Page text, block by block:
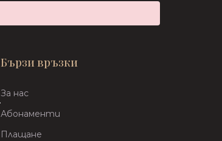
Бързи връзки
За нас
Абонаменти
Плащане